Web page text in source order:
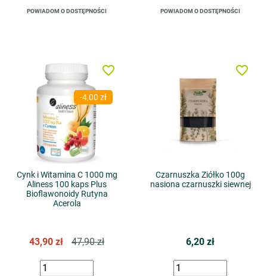
POWIADOM O DOSTĘPNOŚCI POWIADOM O DOSTĘPNOŚCI
-4,00 zł
Cynk i Witamina C 1000 mg
Aliness 100 kaps Plus
Bioflawonoidy Rutyna
Acerola
43,90 zł 47,90 zł
favorite_border
Czarnuszka Ziółko 100g
nasiona czarnuszki siewnej
6,20 zł
favorite_border